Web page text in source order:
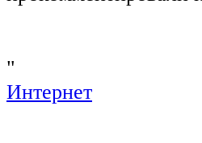
"
Интернет